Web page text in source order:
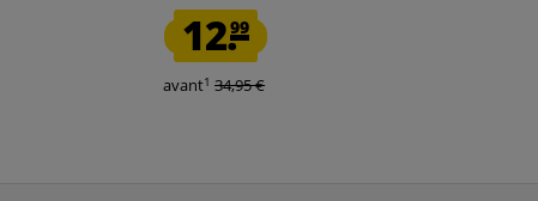
12.99
avant1 34,95 €